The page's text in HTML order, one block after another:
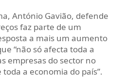
António Gavião, defende
faz parte de um
a mais um aumento
“não só afecta toda a
empresas do sector no
a economia do país”.